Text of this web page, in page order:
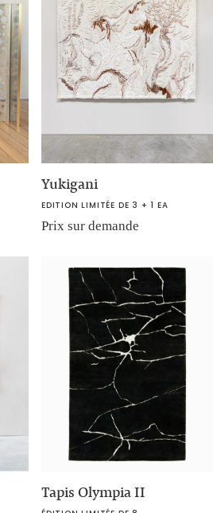
Yukigani
EDITION LIMITÉE DE 3 + 1 EA
Prix sur demande
Tapis Olympia II